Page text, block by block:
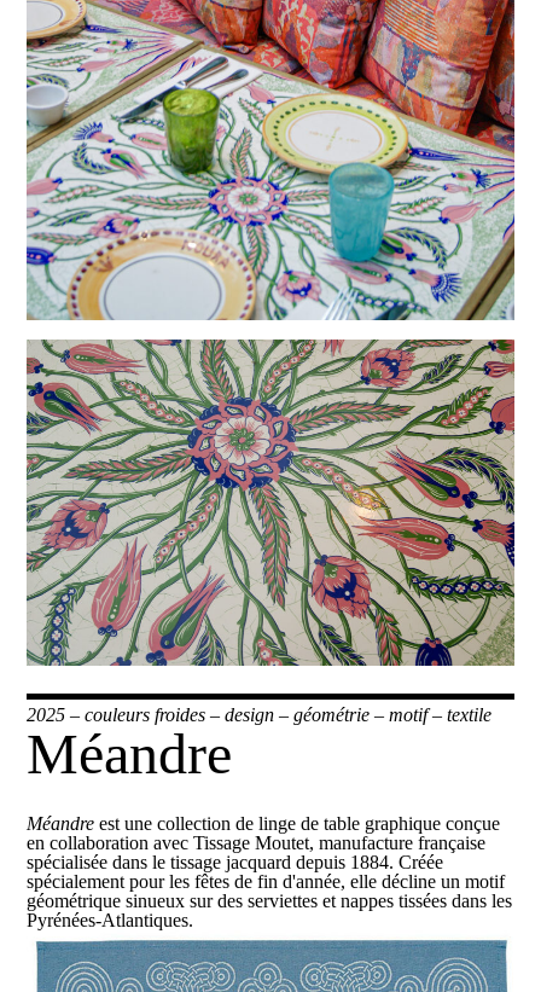
2025 –couleurs froides –design –géométrie –motif–textile
Méandre
Méandre est une collection de linge de table graphique conçue
en collaboration avecTissage Moutet, manufacture française
spécialisée dans le tissage jacquard depuis 1884. Créée
spécialement pour les fêtes de fin d'année, elle décline un motif
géométrique sinueux sur des serviettes et nappes tissées dans les
Pyrénées-Atlantiques.